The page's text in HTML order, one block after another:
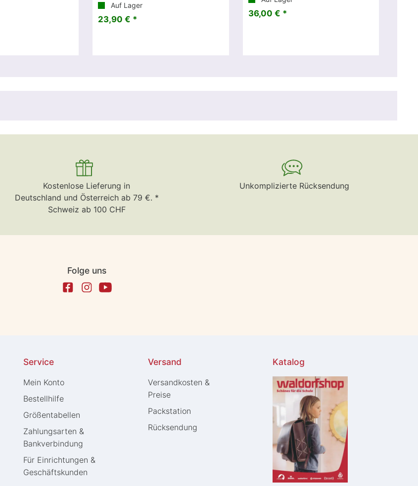
Auf Lager
23,90 € *
36,00 € *
Kostenlose Lieferung in
Deutschland und Österreich ab 79 €. *
Schweiz ab 100 CHF
Unkomplizierte Rücksendung
Folge uns
Service
Mein Konto
Bestellhilfe
Größentabellen
Zahlungsarten &
Bankverbindung
Für Einrichtungen &
Geschäftskunden
Versand
Versandkosten &
Preise
Packstation
Rücksendung
Katalog